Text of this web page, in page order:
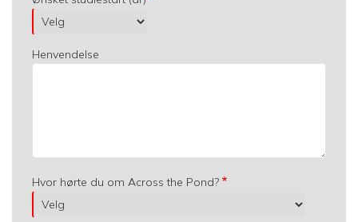
Henvendelse
Hvor hørte du om Across the Pond?